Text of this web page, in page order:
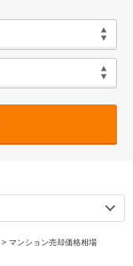
> マンション売却価格相場